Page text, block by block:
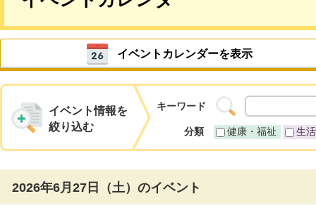
イベントカレンダーを表示
イベント情報を
絞り込む
キーワード
分類 健康・福祉 生活
2026年6月27日（土）のイベント